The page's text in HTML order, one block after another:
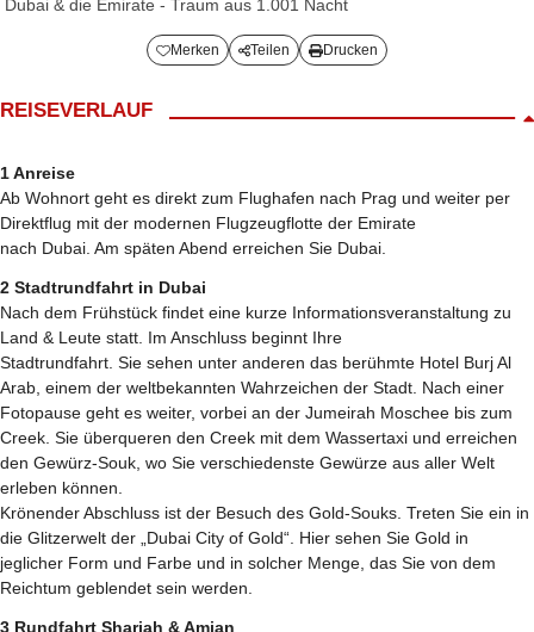
Dubai & die Emirate - Traum aus 1.001 Nacht
Merken Teilen Drucken
REISEVERLAUF
1 Anreise
Ab Wohnort geht es direkt zum Flughafen nach Prag und weiter per
Direktflug mit der modernen Flugzeugflotte der Emirate
nach Dubai. Am späten Abend erreichen Sie Dubai.
2 Stadtrundfahrt in Dubai
Nach dem Frühstück findet eine kurze Informationsveranstaltung zu
Land & Leute statt. Im Anschluss beginnt Ihre
Stadtrundfahrt. Sie sehen unter anderen das berühmte Hotel Burj Al
Arab, einem der weltbekannten Wahrzeichen der Stadt. Nach einer
Fotopause geht es weiter, vorbei an der Jumeirah Moschee bis zum
Creek. Sie überqueren den Creek mit dem Wassertaxi und erreichen
den Gewürz-Souk, wo Sie verschiedenste Gewürze aus aller Welt
erleben können.
Krönender Abschluss ist der Besuch des Gold-Souks. Treten Sie ein in
die Glitzerwelt der „Dubai City of Gold“. Hier sehen Sie Gold in
jeglicher Form und Farbe und in solcher Menge, das Sie von dem
Reichtum geblendet sein werden.
3 Rundfahrt Sharjah & Amjan